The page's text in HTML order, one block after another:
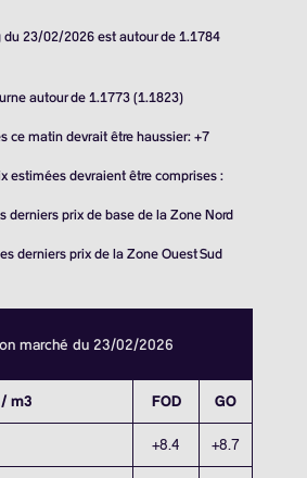
du 23/02/2026 est autour de 1.1784
autour de 1.1773 (1.1823)
ce matin devrait être haussier: +7
estimées devraient être comprises :
derniers prix de base de la Zone Nord
derniers prix de la Zone Ouest Sud
marché du 23/02/2026
m3 FOD GO
+8.4 +8.7